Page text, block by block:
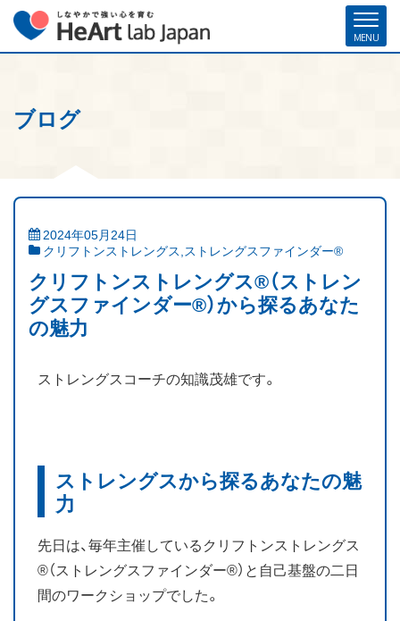
ホーム
クリフトンストレングス®（ストレングスファインダー®）
ストレングスコーチング／セミナー
研修・人材育成／組織開発支援
コーチ紹介
お客様の声
ブログ
2024年05月24日
クリフトンストレングス,ストレングスファインダー®
クリフトンストレングス®（ストレン
グスファインダー®）から探るあなた
の魅力
ストレングスコーチの知識茂雄です。
ストレングスから探るあなたの魅
力
先日は、毎年主催しているクリフトンストレングス
®（ストレングスファインダー®）と自己基盤の二日
間のワークショップでした。